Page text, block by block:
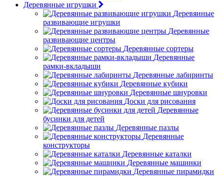
Деревянные игрушки
Деревянные
развивающие игрушки
Деревянные
развивающие центры
Деревянные сортеры
Деревянные
рамки-вкладыши
Деревянные лабиринты
Деревянные кубики
Деревянные шнуровки
Доски для рисования
Деревянные
бусинки для детей
Деревянные пазлы
Деревянные
конструкторы
Деревянные каталки
Деревянные машинки
Деревянные пирамидки